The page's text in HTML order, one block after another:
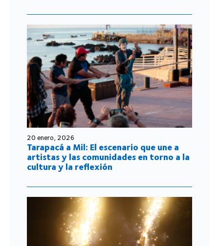
20 enero, 2026
Tarapacá a Mil: El escenario que une a
artistas y las comunidades en torno a la
cultura y la reflexión